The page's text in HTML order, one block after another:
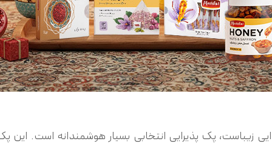
زیباست، پک پذیرایی انتخابی بسیار هوشمندانه است. این